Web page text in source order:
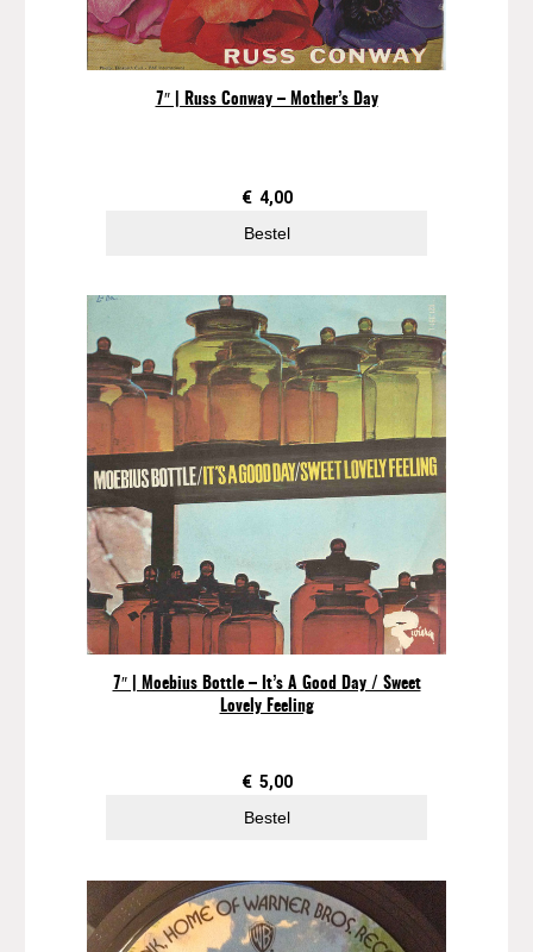
a
a
n
t
7″ | Russ Conway – Mother’s Day
€ 4,00
Bestel
7″ | Moebius Bottle – It’s A Good Day / Sweet
Lovely Feeling
€ 5,00
Bestel